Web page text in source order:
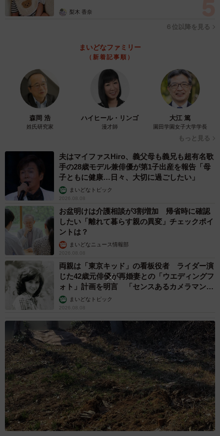
梨木 香奈
６位以降を見る
まいどなファミリー
（新着記事順）
森岡 浩
姓氏研究家
ハイヒール・リンゴ
漫才師
大江 篤
園田学園女子大学学長
もっと見る
夫はマイファスHiro、義父母も義兄も超有名歌
手の28歳モデル兼俳優が第1子出産を報告「母
子ともに健康…日々、大切に過ごしたい」
まいどなトピック
2026.08.08
お盆明けは介護相談が3割増加 帰省時に確認
したい「離れて暮らす親の異変」チェックポイ
ントは？
まいどなニュース情報部
2026.08.08
両親は「東京キッド」の看板役者 ライダー演
じた42歳元俳優が再婚妻との「ウエディングフ
ォト」計画を明言 「センスあるカメラマン求
む」まいどなトピック
2026.08.08